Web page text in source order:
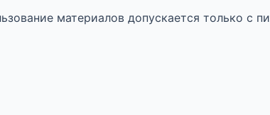
материалов допускается только с